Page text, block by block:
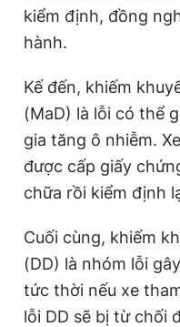
kiểm định, đồng
hành.
Kế đến, khiếm
(MaD) là lỗi có thể
gia tăng ô nhiễm.
được cấp giấy
chữa rồi kiểm định
Cuối cùng, khiếm
(DD) là nhóm lỗi
tức thời nếu xe
lỗi DD sẽ bị từ chối